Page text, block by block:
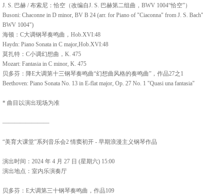
J. S. 巴赫 / 布索尼：恰空（改编自J. S. 巴赫第二组曲，BWV 1004“恰空”）
Busoni: Chaconne in D minor, BV B 24 (arr. for Piano of "Ciaconna" from J. S.
BWV 1004")
海顿：C大调钢琴奏鸣曲，Hob.XVI:48
Haydn: Piano Sonata in C major,Hob.XVI:48
莫扎特：C小调幻想曲，K. 475
Mozart: Fantasia in C minor, K. 475
贝多芬：降E大调第十三钢琴奏鸣曲“幻想曲风格的奏鸣曲”，作品27之1
Beethoven: Piano Sonata No. 13 in E-flat major, Op. 27 No. 1 "Quasi una fantasia"
* 曲目以演出现场为准
————————
“美育大课堂”系列音乐会2 情窦初开 - 早期浪漫主义钢琴作品
演出时间：2024 年 4 月 27 日 (星期六) 15:00
演出地点：室内乐演奏厅
贝多芬：E大调第三十钢琴奏鸣曲，作品109